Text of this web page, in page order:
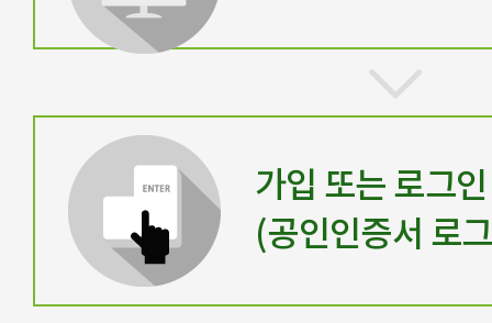
가입 또는 로그인
(공인인증서 로